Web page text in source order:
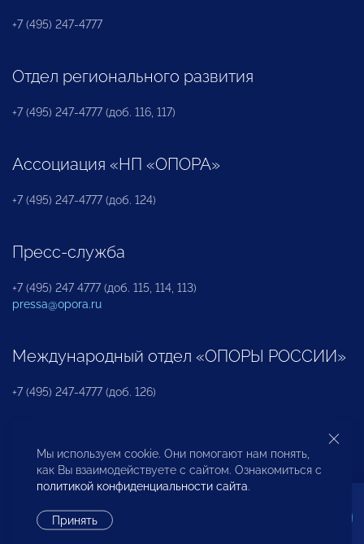
+7 (495) 247-4777
Отдел регионального развития
+7 (495) 247-4777 (доб. 116, 117)
Ассоциация «НП «ОПОРА»
+7 (495) 247-4777 (доб. 124)
Пресс-служба
+7 (495) 247 4777 (доб. 115, 114, 113)
pressa@opora.ru
Международный отдел «ОПОРЫ РОССИИ»
+7 (495) 247-4777 (доб. 126)
Бюро по защите прав предпринимателей и
инвесторов
Мы используем cookie. Они помогают нам понять,
как Вы взаимодействуете с сайтом. Ознакомиться с
политикой конфиденциальности сайта.
Принять